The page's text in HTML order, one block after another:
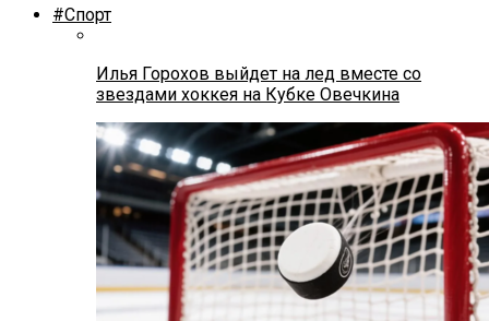
#Спорт
Илья Горохов выйдет на лед вместе со
звездами хоккея на Кубке Овечкина